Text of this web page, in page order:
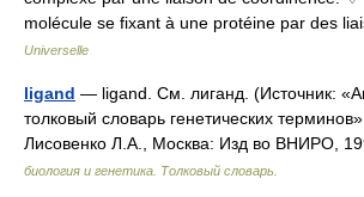
molécule se fixant à une protéine par des
Universelle
ligand — ligand. См. лиганд. (Источник:
толковый словарь генетических
Лисовенко Л.А., Москва: Изд во ВНИРО,
биология и генетика. Толковый словарь.